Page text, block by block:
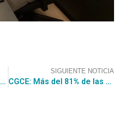
La Consultora CGCE felicita a sus clientes que se adjudicaron el Convenio Marco de Computadores Portátiles, Desktop y AIO
SIGUIENTE NOTICIA
CGCE: Más del 81% de las transacciones del actual Convenio Marco Artículos de Escritorio y Papelería, corresponde a la Categoría Papelería